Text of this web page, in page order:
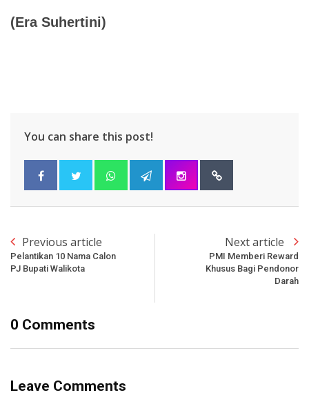
(Era Suhertini)
You can share this post!
Previous article
Pelantikan 10 Nama Calon
PJ Bupati Walikota
Next article
PMI Memberi Reward
Khusus Bagi Pendonor
Darah
0 Comments
Leave Comments